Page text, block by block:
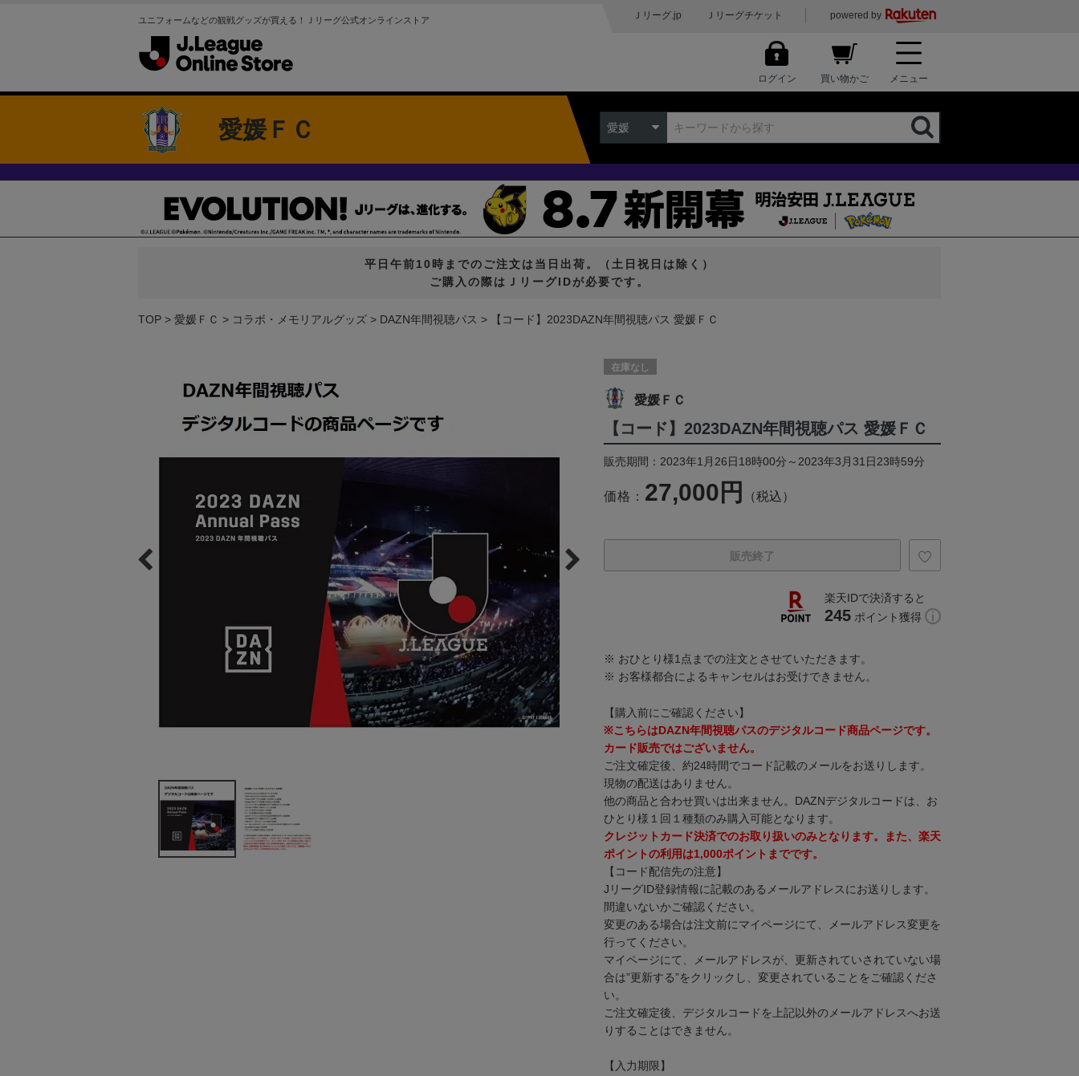
ユニフォームなどの観戦グッズが買える！Ｊリーグ公式オンラインストア Ｊリーグ.jp Ｊリーグチケット powered by
ログイン 買い物かご メニュー
愛媛ＦＣ 愛媛
平日午前10時までのご注文は当日出荷。（土日祝日は除く）
ご購入の際はＪリーグIDが必要です。
TOP 愛媛ＦＣ コラボ・メモリアルグッズ DAZN年間視聴パス 【コード】2023DAZN年間視聴パス 愛媛ＦＣ
在庫なし
愛媛ＦＣ
【コード】2023DAZN年間視聴パス 愛媛ＦＣ
販売期間：2023年1月26日18時00分～2023年3月31日23時59分
価格： 27,000円 （税込）
販売終了
楽天IDで決済すると
245 ポイント獲得
※ おひとり様1点までの注文とさせていただきます。
※ お客様都合によるキャンセルはお受けできません。
【購入前にご確認ください】
※こちらはDAZN年間視聴パスのデジタルコード商品ページです。
カード販売ではございません。
ご注文確定後、約24時間でコード記載のメールをお送りします。
現物の配送はありません。
他の商品と合わせ買いは出来ません。DAZNデジタルコードは、お
ひとり様１回１種類のみ購入可能となります。
クレジットカード決済でのお取り扱いのみとなります。また、楽天
ポイントの利用は1,000ポイントまでです。
【コード配信先の注意】
JリーグID登録情報に記載のあるメールアドレスにお送りします。
間違いないかご確認ください。
変更のある場合は注文前にマイページにて、メールアドレス変更を
行ってください。
マイページにて、メールアドレスが、更新されていされていない場
合は”更新する”をクリックし、変更されていることをご確認くださ
い。
ご注文確定後、デジタルコードを上記以外のメールアドレスへお送
りすることはできません。
【入力期限】